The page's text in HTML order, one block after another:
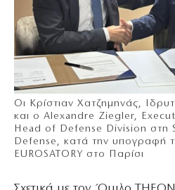
Οι Κρίστιαν Χατζημηνάς,
και ο Alexandre Ziegler,
Head of Defense Division στη
Defense, κατά την υπογραφή
EUROSATORY στο Παρίσι